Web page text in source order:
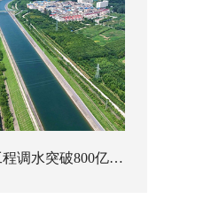
南水北调中线工程调水突破800亿立方米